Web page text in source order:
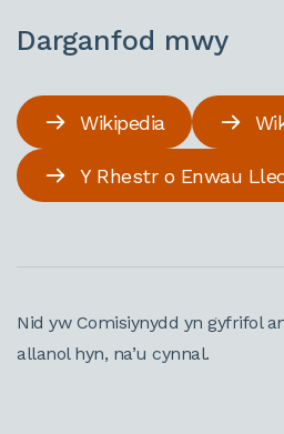
Darganfod mwy
Wikipedia
Y Rhestr o Enwau
Nid yw Comisiynydd yn gyfrifol
allanol hyn, na’u cynnal.